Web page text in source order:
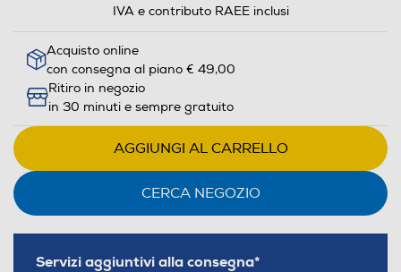
IVA e contributo RAEE inclusi
Acquisto online
con consegna al piano € 49,00
Ritiro in negozio
in 30 minuti e sempre gratuito
AGGIUNGI AL CARRELLO
CERCA NEGOZIO
Servizi aggiuntivi alla consegna*